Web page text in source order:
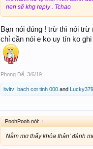
nen sẽ khg reply . Tchao
Bạn nói đúng ! trừ thì nói
chỉ cần nói e ko uy tín ko
Phong Dế 3/6/19
ltvltv bach cot tinh 000 and Lucky379
PoohPooh nói: ↑
Nằm mơ thấy khỏa thân' đánh